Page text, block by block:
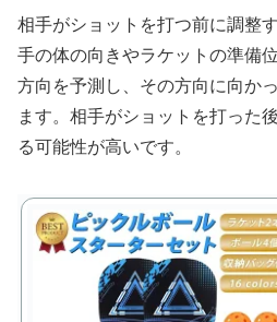
相手がショットを打つ前に調整
手の体の向きやラケットの準備
方向を予測し、その方向に向か
ます。相手がショットを打った
る可能性が高いです。